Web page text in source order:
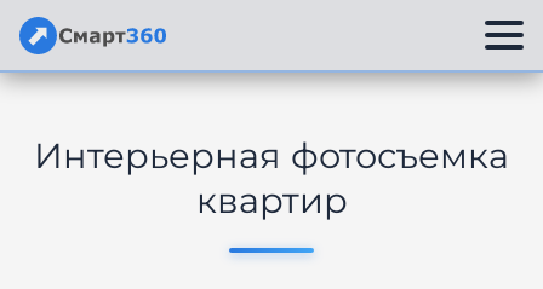
Перейти
содержимому
Интерьерная фотосъемка
квартир